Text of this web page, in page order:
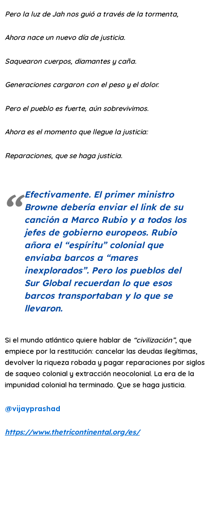
Pero la luz de Jah nos guió a través de la tormenta,
Ahora nace un nuevo día de justicia.
Saquearon cuerpos, diamantes y caña.
Generaciones cargaron con el peso y el dolor.
Pero el pueblo es fuerte, aún sobrevivimos.
Ahora es el momento que llegue la justicia:
Reparaciones, que se haga justicia.
Efectivamente. El primer ministro
Browne debería enviar el link de su
canción a Marco Rubio y a todos los
jefes de gobierno europeos. Rubio
añora el “espíritu”colonial que
enviaba barcos a “mares
inexplorados”. Pero los pueblos del
Sur Global recuerdan lo que esos
barcos transportaban y lo que se
llevaron.
Si el mundo atlántico quiere hablar de “civilización”, que
empiece por la restitución: cancelar las deudas ilegítimas,
devolver la riqueza robada y pagar reparaciones por siglos
de saqueo colonial y extracción neocolonial. La era de la
impunidad colonial ha terminado. Que se haga justicia.
@vijayprashad
https://www.thetricontinental.org/es/